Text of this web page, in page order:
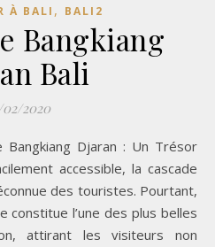
À BALI , BALI2
Bangkiang
Bali
2020
accessible, la cascade
des touristes. Pourtant,
constitue l’une des plus belles
attirant les visiteurs non